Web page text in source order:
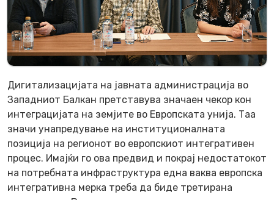
Дигитализацијата на јавната администрација во
Западниот Балкан претставува значаен чекор кон
интеграцијата на земјите во Европската унија. Таа
значи унапредување на институционалната
позиција на регионот во европскиот интегративен
процес. Имајќи го ова предвид и покрај недостатокот
на потребната инфраструктура една ваква европска
интегративна мерка треба да биде третирана